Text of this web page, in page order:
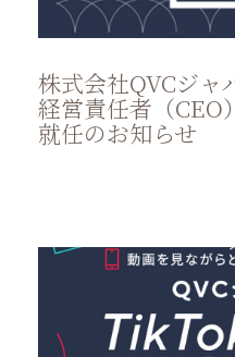
株式会社QVCジャ
経営責任者（CEO
就任のお知らせ